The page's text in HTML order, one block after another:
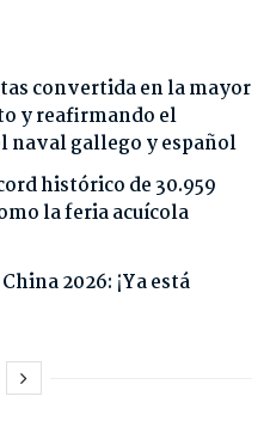
convertida en la mayor
y reafirmando el
naval gallego y español
histórico de 30.959
la feria acuícola
2026: ¡Ya está